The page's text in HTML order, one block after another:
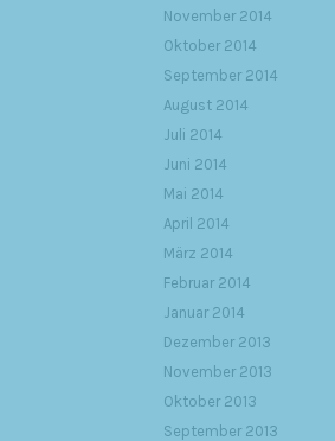
November 2014
Oktober 2014
September 2014
August 2014
Juli 2014
Juni 2014
Mai 2014
April 2014
März 2014
Februar 2014
Januar 2014
Dezember 2013
November 2013
Oktober 2013
September 2013